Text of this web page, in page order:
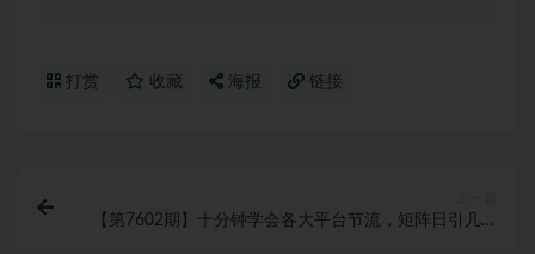
打赏 收藏 海报 链接
【第7602期】十分钟学会各大平台节流，矩阵日引几百